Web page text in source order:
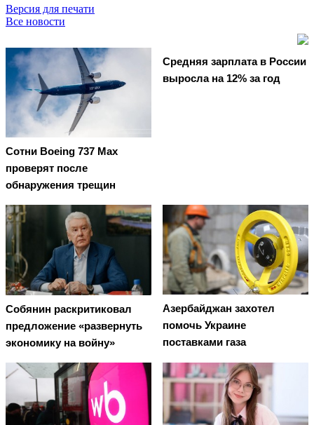
Версия для печати
Все новости
Сотни Boeing 737 Max
проверят после
обнаружения трещин
Средняя зарплата в России
выросла на 12% за год
Собянин раскритиковал
предложение «развернуть
экономику на войну»
Азербайджан захотел
помочь Украине
поставками газа